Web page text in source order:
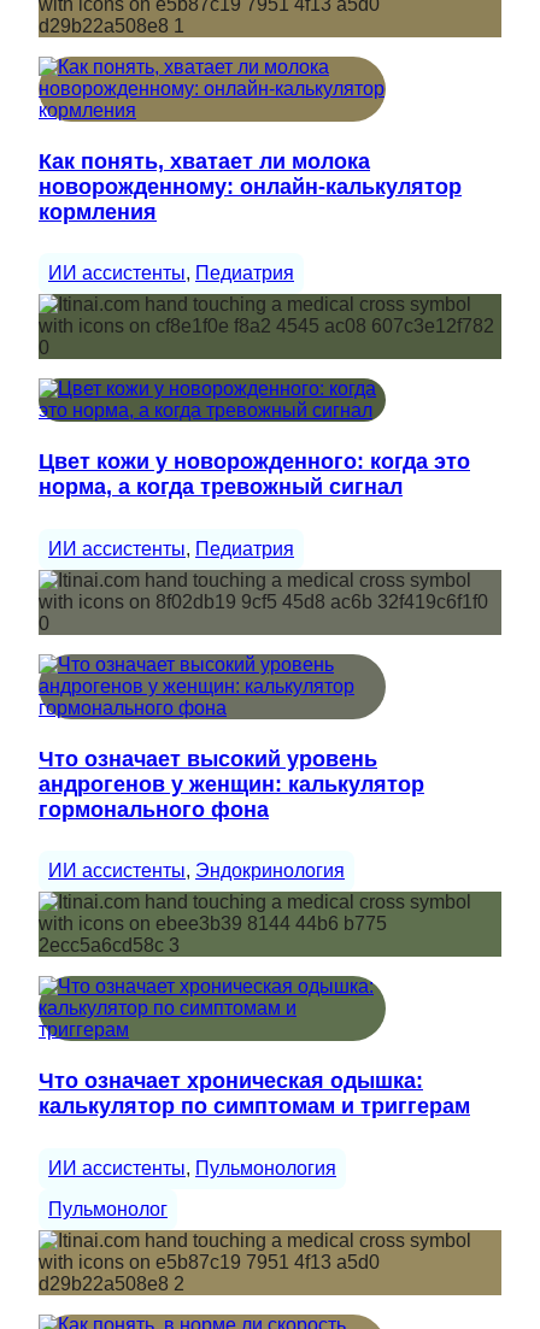
Как понять, хватает ли молока
новорожденному: онлайн-калькулятор
кормления
ИИ ассистенты, Педиатрия
Цвет кожи у новорожденного: когда это
норма, а когда тревожный сигнал
ИИ ассистенты, Педиатрия
Что означает высокий уровень
андрогенов у женщин: калькулятор
гормонального фона
ИИ ассистенты, Эндокринология
Что означает хроническая одышка:
калькулятор по симптомам и триггерам
ИИ ассистенты, Пульмонология
Пульмонолог